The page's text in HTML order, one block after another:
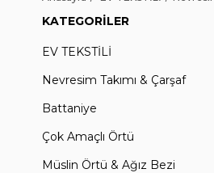
KATEGORILER
EV TEKSTİLİ
Nevresim Takımı & Çarşaf
Battaniye
Çok Amaçlı Örtü
Müslin Örtü & Ağız Bezi